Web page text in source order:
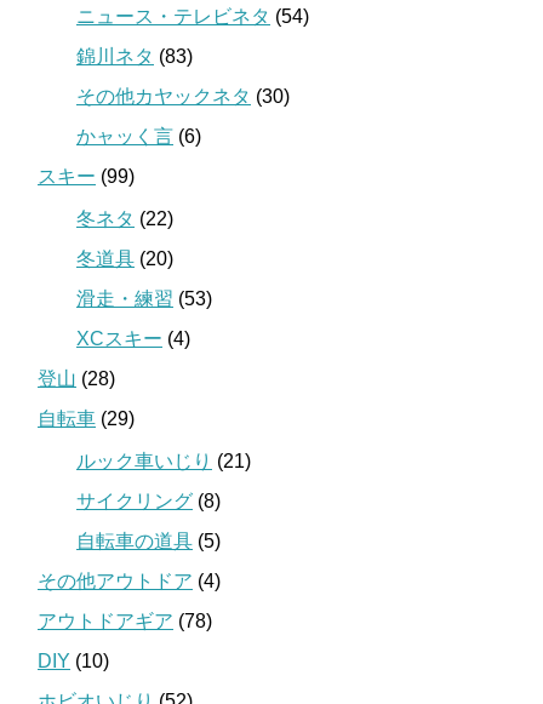
ニュース・テレビネタ (54)
錦川ネタ (83)
その他カヤックネタ (30)
かャッく言 (6)
スキー (99)
冬ネタ (22)
冬道具 (20)
滑走・練習 (53)
XCスキー (4)
登山 (28)
自転車 (29)
ルック車いじり (21)
サイクリング (8)
自転車の道具 (5)
その他アウトドア (4)
アウトドアギア (78)
DIY (10)